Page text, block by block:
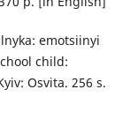
emotsiinyi
child:
Osvita. 256 s.